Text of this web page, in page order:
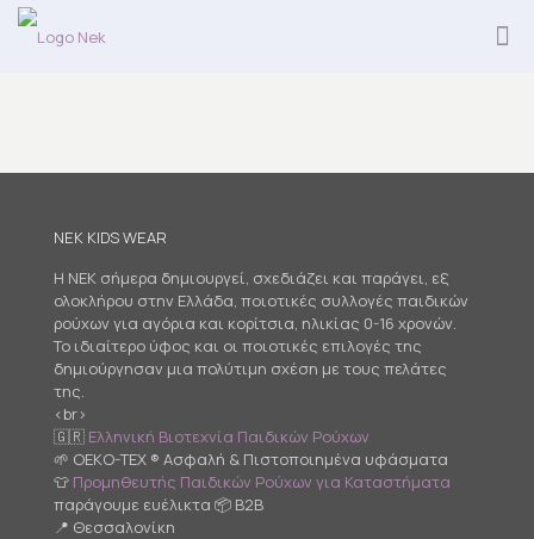
NEK KIDS WEAR
Η NEK σήμερα δημιουργεί, σχεδιάζει και παράγει, εξ
ολοκλήρου στην Ελλάδα, ποιοτικές συλλογές παιδικών
ρούχων για αγόρια και κορίτσια, ηλικίας 0-16 χρονών.
Το ιδιαίτερο ύφος και οι ποιοτικές επιλογές της
δημιούργησαν μια πολύτιμη σχέση με τους πελάτες
της.
<br>
🇬🇷 Ελληνική Βιοτεχνία Παιδικών Ρούχων
🌱 OEKO-TEX ® Ασφαλή & Πιστοποιημένα υφάσματα
👕 Προμηθευτής Παιδικών Ρούχων για Καταστήματα
παράγουμε ευέλικτα 📦 B2B
📍 Θεσσαλονίκη